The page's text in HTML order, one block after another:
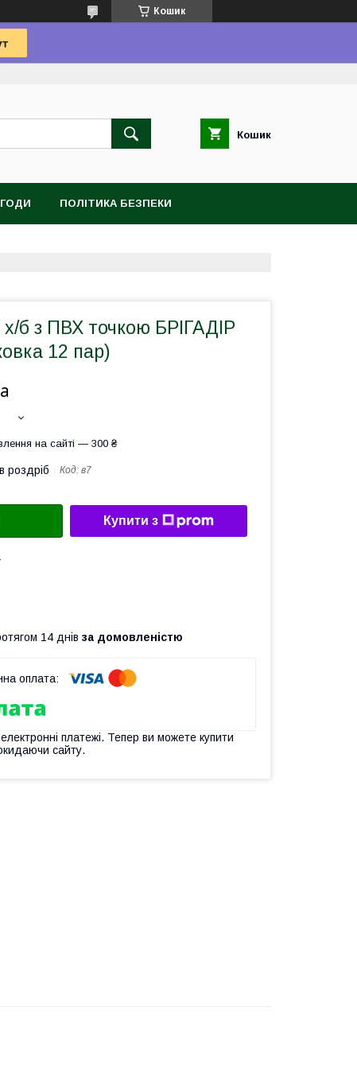
Кошик
Кошик
ПОЛІТИКА БЕЗПЕКИ
х/б з ПВХ точкою БРІГАДІР
12 пар)
на сайті — 300 ₴
роздріб Код: в7
Купити з
14 днів за домовленістю
електронні платежі. Тепер ви можете купити
сайту.